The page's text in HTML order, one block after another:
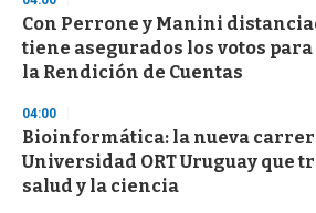
Con Perrone y Manini
tiene asegurados los votos
la Rendición de Cuentas
04:00
Bioinformática: la nueva
Universidad ORT Uruguay que
salud y la ciencia